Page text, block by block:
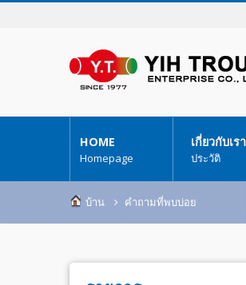
HOME
Homepage
เกี่ยวกับเรา
ประวัติ
บ้าน คำถามที่พบบ่อย